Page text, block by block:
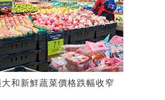
和新鮮蔬菜價格跌幅收窄